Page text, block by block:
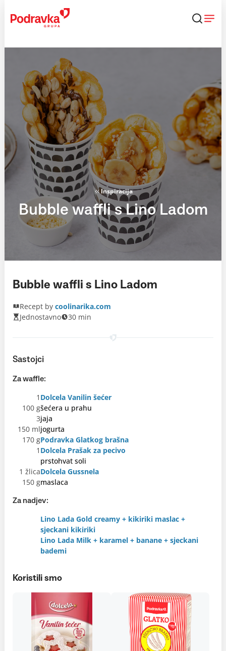
content
Inspiracija
Bubble waffli s Lino Ladom
Bubble waffli s Lino Ladom
Recept by coolinarika.com
Jednostavno
30 min
Sastojci
Za waffle:
1 Dolcela Vanilin šećer
100 gšećera u prahu
3jaja
150 mljogurta
170 gPodravka Glatkog brašna
1 Dolcela Prašak za pecivo
prstohvat soli
1 žlicaDolcela Gussnela
150 gmaslaca
Za nadjev:
Lino Lada Gold creamy + kikiriki maslac +
sjeckani kikiriki
Lino Lada Milk + karamel + banane + sjeckani
bademi
Koristili smo